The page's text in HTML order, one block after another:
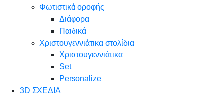
Φωτιστικά οροφής
Διάφορα
Παιδικά
Χριστουγεννιάτικα στολίδια
Χριστουγεννιάτικα
Set
Personalize
3D ΣΧΕΔΙΑ